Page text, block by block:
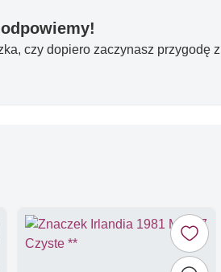
czy dopiero zaczynasz przygodę z